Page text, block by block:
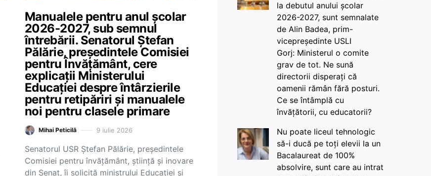
Manualele pentru anul școlar
2026-2027, sub semnul
întrebării. Senatorul Ștefan
Pălărie, președintele Comisiei
pentru Învățământ, cere
explicații Ministerului
Educației despre întârzierile
pentru retipăriri și manualele
noi pentru clasele primare
Mihai Peticilă 9 iulie 2026
Senatorul USR Ștefan Pălărie, președintele
Comisiei pentru învățământ, știință și inovare
din Senat, îi solicită ministrului Educației și
la debutul anului școlar
2026-2027, sunt semnalate
de Alin Badea, prim-
vicepreședinte USLI
Gorj: Ministerul o comite
grav de tot. Ne sună
directorii disperați că
oamenii rămân fără posturi.
Ce se întâmplă cu
învățătorii, cu educatorii?
Nu poate liceul tehnologic
să-i ducă pe toți elevii la un
Bacalaureat de 100%
absolvire, sunt care au intrat